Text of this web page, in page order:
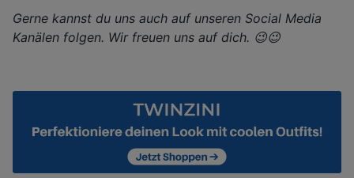
Gerne kannst du uns auch auf unseren Social Media
Kanälen folgen. Wir freuen uns auf dich. 😉😉